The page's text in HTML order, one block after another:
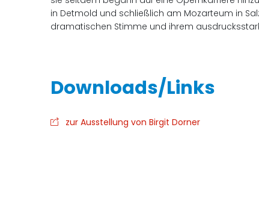
in Detmold und schließlich am Mozarteum in
dramatischen Stimme und ihrem
zur Ausstellung von Birgit Dorner